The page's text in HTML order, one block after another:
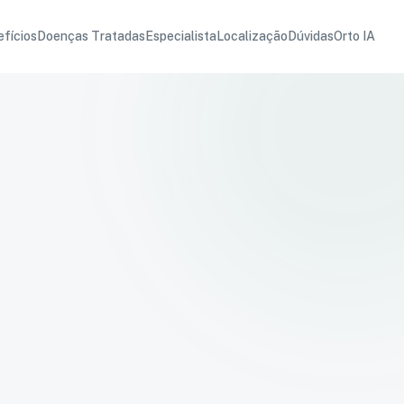
Doenças Tratadas Especialista Localização DúvidasOrto IA